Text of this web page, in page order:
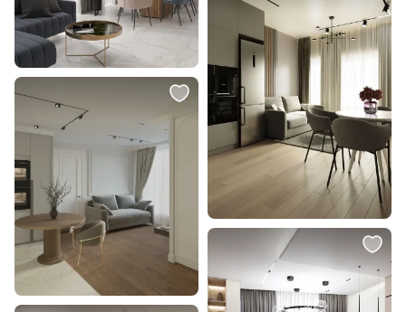
Люстры PORTOCOLOM Eglo
390347
В корзину
Подвесной светодиодный
светильник Ambrella FL LED
4200К (белый) FL10595
В корзину
230 ₽
Светильник точечный
встраиваемый со сменной
лампой Arte Lamp FULU A2169PL-
1WH
В корзину